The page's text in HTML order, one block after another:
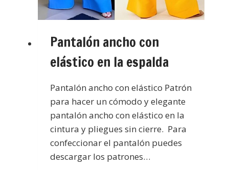
Pantalón ancho con
elástico en la espalda
Pantalón ancho con elástico Patrón
para hacer un cómodo y elegante
pantalón ancho con elástico en la
cintura y pliegues sin cierre. Para
confeccionar el pantalón puedes
descargar los patrones…